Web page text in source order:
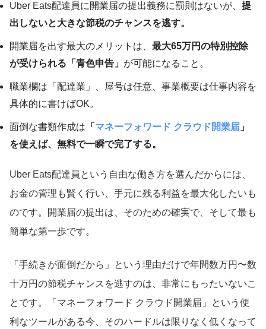
Uber Eats配達員に開業届の提出義務に罰則はないが、 提
出しないと大きな節税のチャンスを逃す。
開業届を出す最大のメリットは、 最大65万円の特別控除
が受けられる「青色申告」 が可能になること。
職業欄は「配達業」、屋号は任意、事業概要は仕事内容を
具体的に書けばOK。
面倒な書類作成は 「 マネーフォワード クラウド開業届 」
を使えば、無料で一瞬で完了する。
Uber Eats配達員という自由な働き方を選んだからには、
お金の管理も賢く行い、手元に残る利益を最大化したいも
のです。開業届の提出は、そのための確実で、そして最も
簡単な第一歩です。
「手続きが面倒だから」という理由だけで年間数万円〜数
十万円の節税チャンスを逃すのは、非常にもったいないこ
とです。「マネーフォワード クラウド開業届」という便
利なツールがある今、そのハードルは限りなく低くなって